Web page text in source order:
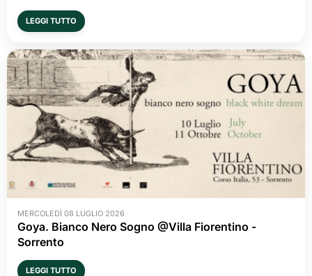
LEGGI TUTTO
MERCOLEDÌ 08 LUGLIO 2026
Goya. Bianco Nero Sogno @Villa Fiorentino -
Sorrento
LEGGI TUTTO